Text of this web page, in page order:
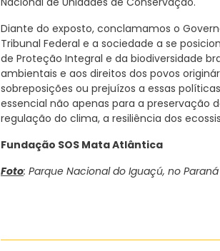
Diante do exposto, conclamamos o
Tribunal Federal e a sociedade a se
de Proteção Integral e da biodiversidade
ambientais e aos direitos dos povos
sobreposições ou prejuízos a essas
essencial não apenas para a preservação
regulação do clima, a resiliência dos
Fundação SOS Mata Atlântica
Foto: Parque Nacional do Iguaçú, no